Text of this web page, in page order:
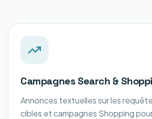
Campagnes Search &
Annonces textuelles sur les
cibles et campagnes Shopping